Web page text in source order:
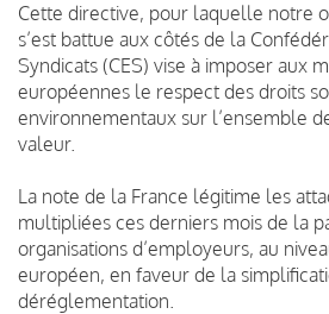
Cette directive, pour laquelle notre
s’est battue aux côtés de la
Syndicats (CES) vise à imposer aux
européennes le respect des droits
environnementaux sur l’ensemble
valeur.
La note de la France légitime les
multipliées ces derniers mois de la
organisations d’employeurs, au
européen, en faveur de la
déréglementation.